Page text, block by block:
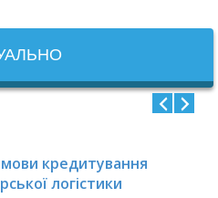
кредитування
логістики